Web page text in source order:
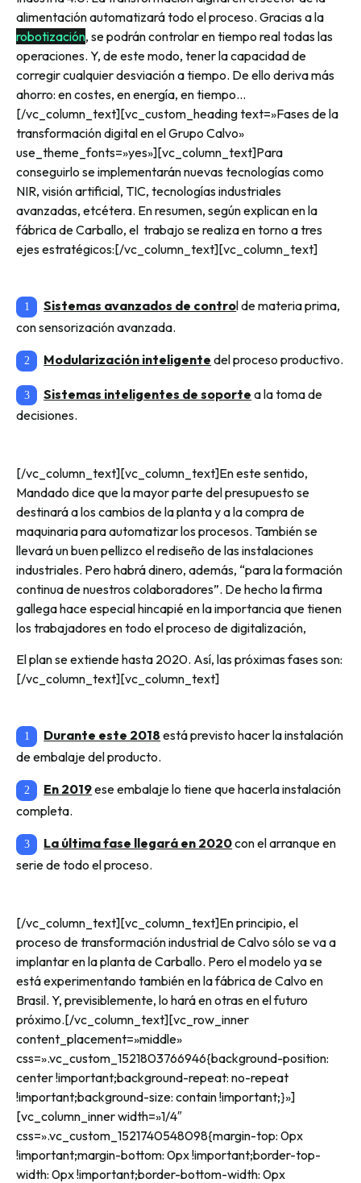
alimentación automatizará todo el proceso. Gracias a la
robotización, se podrán controlar en tiempo real todas las
operaciones. Y, de este modo, tener la capacidad de
corregir cualquier desviación a tiempo. De ello deriva más
ahorro: en costes, en energía, en tiempo…
[/vc_column_text][vc_custom_heading text=»Fases de la
transformación digital en el Grupo Calvo»
use_theme_fonts=»yes»][vc_column_text]Para
conseguirlo se implementarán nuevas tecnologías como
NIR, visión artificial, TIC, tecnologías industriales
avanzadas, etcétera. En resumen, según explican en la
fábrica de Carballo, el trabajo se realiza en torno a tres
ejes estratégicos:[/vc_column_text][vc_column_text]
Sistemas avanzados de control de materia prima,
con sensorización avanzada.
Modularización inteligente del proceso productivo.
Sistemas inteligentes de soporte a la toma de
decisiones.
[/vc_column_text][vc_column_text]En este sentido,
Mandado dice que la mayor parte del presupuesto se
destinará a los cambios de la planta y a la compra de
maquinaria para automatizar los procesos. También se
llevará un buen pellizco el rediseño de las instalaciones
industriales. Pero habrá dinero, además, “para la formación
continua de nuestros colaboradores”. De hecho la firma
gallega hace especial hincapié en la importancia que tienen
los trabajadores en todo el proceso de digitalización,
El plan se extiende hasta 2020. Así, las próximas fases son:
[/vc_column_text][vc_column_text]
Durante este 2018 está previsto hacer la instalación
de embalaje del producto.
En 2019ese embalaje lo tiene que hacerla instalación
completa.
La última fase llegará en 2020con el arranque en
serie de todo el proceso.
[/vc_column_text][vc_column_text]En principio, el
proceso de transformación industrial de Calvo sólo se va a
implantar en la planta de Carballo. Pero el modelo ya se
está experimentando también en la fábrica de Calvo en
Brasil. Y, previsiblemente, lo hará en otras en el futuro
próximo.[/vc_column_text][vc_row_inner
content_placement=»middle»
css=».vc_custom_1521803766946{background-position:
center !important;background-repeat: no-repeat
!important;background-size: contain !important;}»]
[vc_column_inner width=»1/4″
css=».vc_custom_1521740548098{margin-top: 0px
!important;margin-bottom: 0px !important;border-top-
width: 0px !important;border-bottom-width: 0px